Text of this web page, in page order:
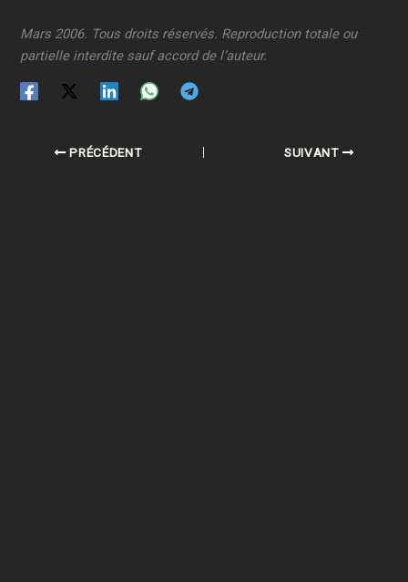
Mars 2006. Tous droits réservés. Reproduction totale ou
partielle interdite sauf accord de l’auteur.
PRÉCÉDENT SUIVANT